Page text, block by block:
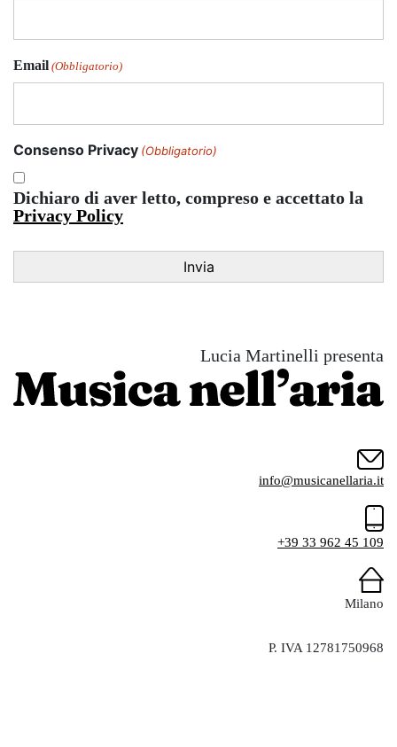
Email (Obbligatorio)
Consenso Privacy (Obbligatorio)
Dichiaro di aver letto, compreso e accettato la
Privacy Policy
Lucia Martinelli presenta
info@musicanellaria.it
+39 33 962 45 109
Milano
P. IVA 12781750968